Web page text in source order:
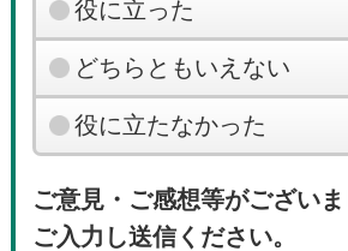
役に立った
どちらともいえない
役に立たなかった
ご意見・ご感想等がござい
ご入力し送信ください。